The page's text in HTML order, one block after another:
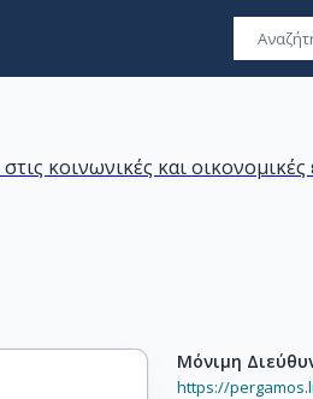
κοινωνικές και
Μόνιμη
https://